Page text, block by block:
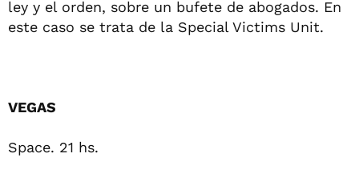
ley y el orden, sobre un bufete de abogados. En
este caso se trata de la Special Victims Unit.
VEGAS
Space. 21 hs.